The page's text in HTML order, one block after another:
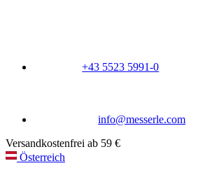
+43 5523 5991-0
info@messerle.com
Versandkostenfrei ab 59 €
Österreich